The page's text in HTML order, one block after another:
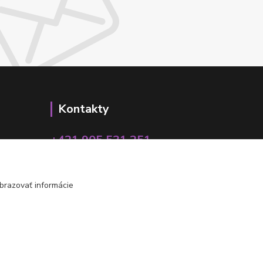
Kontakty
+421 905 531 251
informácie